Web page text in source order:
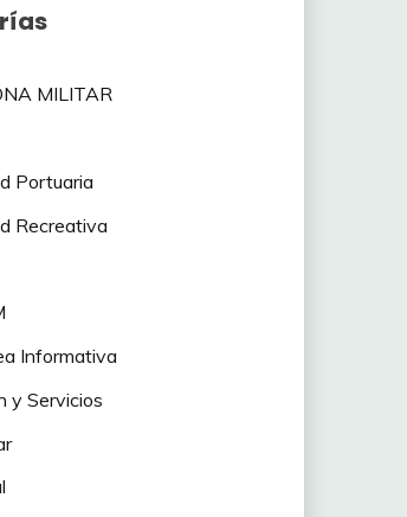
MILITAR
Portuaria
Recreativa
Informativa
y Servicios